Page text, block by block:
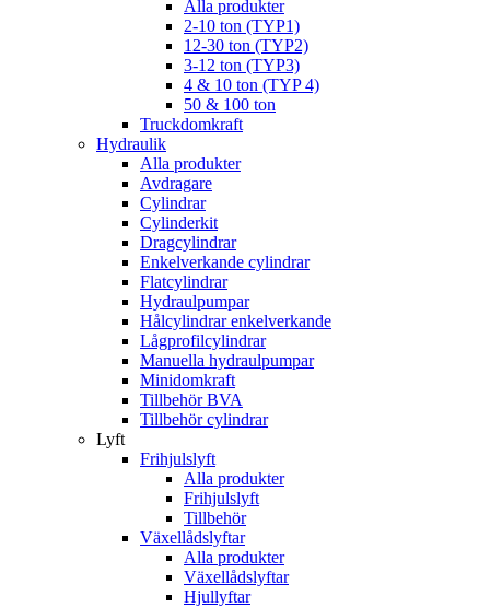
Alla produkter
2-10 ton (TYP1)
12-30 ton (TYP2)
3-12 ton (TYP3)
4 & 10 ton (TYP 4)
50 & 100 ton
Truckdomkraft
Hydraulik
Alla produkter
Avdragare
Cylindrar
Cylinderkit
Dragcylindrar
Enkelverkande cylindrar
Flatcylindrar
Hydraulpumpar
Hålcylindrar enkelverkande
Lågprofilcylindrar
Manuella hydraulpumpar
Minidomkraft
Tillbehör BVA
Tillbehör cylindrar
Lyft
Frihjulslyft
Alla produkter
Frihjulslyft
Tillbehör
Växellådslyftar
Alla produkter
Växellådslyftar
Hjullyftar